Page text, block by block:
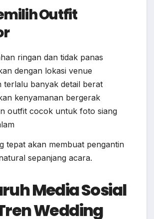
Outfit
ringan dan tidak panas
dengan lokasi venue
terlalu banyak detail berat
kenyamanan bergerak
outfit cocok untuk foto siang
tepat akan membuat pengantin
sepanjang acara.
Media Sosial
Wedding